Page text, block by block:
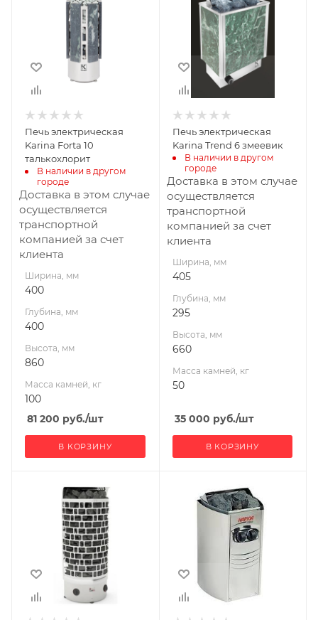
Глубина, мм
Высота, мм
860
Масса камней, кг
Мощность, кВт
10
Печь электрическая
Karina Forta 10
талькохлорит
В наличии в другом
городе
Доставка в этом случае
осуществляется
транспортной
компанией за счет
клиента
Ширина, мм
400
Глубина, мм
400
Высота, мм
860
Масса камней, кг
100
81 200 руб./шт
В КОРЗИНУ
Глубина, мм
Высота, мм
660
Масса камней, кг
Мощность, кВт
6
Печь электрическая
Karina Trend 6 змеевик
В наличии в другом
городе
Доставка в этом случае
осуществляется
транспортной
компанией за счет
клиента
Ширина, мм
405
Глубина, мм
295
Высота, мм
660
Масса камней, кг
50
35 000 руб./шт
В КОРЗИНУ
Ширина, мм
Глубина, мм
Высота, мм
1030
Материал
Ширина, мм
540
Материал